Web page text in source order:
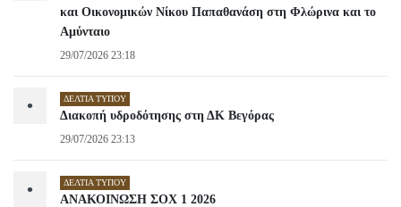
και Οικονομικών Νίκου Παπαθανάση στη Φλώρινα και το
Αμύνταιο
29/07/2026 23:18
• ΔΕΛΤΊΑ ΤΎΠΟΥ
Διακοπή υδροδότησης στη ΔΚ Βεγόρας
29/07/2026 23:13
• ΔΕΛΤΊΑ ΤΎΠΟΥ
ΑΝΑΚΟΙΝΩΣΗ ΣΟΧ 1 2026